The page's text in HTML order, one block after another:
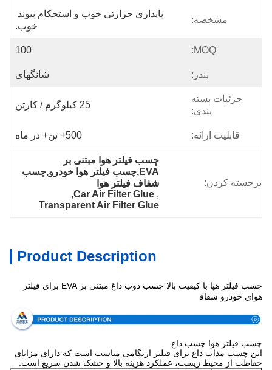
مشخصه:
پایداری حرارتی خوب و استحکام پیوند
خوب.
MOQ:
100
بندر: شانگهای
جزئیات بسته
بندی:
25 کیلوگرم / کارتن
قابلیت ارائه: 500+ تن+ در ماه
برجسته کردن:
چسب فیلتر هوا مبتنی بر
EVA,چسب فیلتر هوا خودرو,چسب
شفاف فیلتر هوا
,
Car Air Filter Glue
,
Transparent Air Filter Glue
Product Description
چسب فیلتر هپا با کیفیت بالا چسب ذوب داغ مبتنی بر EVA برای فیلتر
هوای خودرو شفافمشخصات
چسب فیلتر هوا چسب داغ
این چسب مذاب داغ برای فیلتر اریگامی مناسب است که دارای مزایای
حفاظت از محیط زیست، عملکرد هزینه بالا و خشک شدن سریع است.